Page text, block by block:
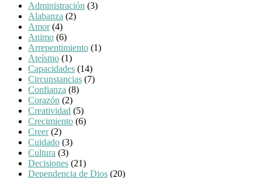
Administración (3)
Alabanza (2)
Amor(4)
Animo (6)
Arrepentimiento (1)
Ateísmo (1)
Capacidades (14)
Circunstancias (7)
Confianza (8)
Corazón (2)
Creatividad (5)
Crecimiento (6)
Creer(2)
Cuidado (3)
Cultura (3)
Decisiones (21)
Dependencia de Dios (20)